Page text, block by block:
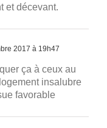
et décevant.
2017 à 19h47
ça à ceux au
insalubre
favorable